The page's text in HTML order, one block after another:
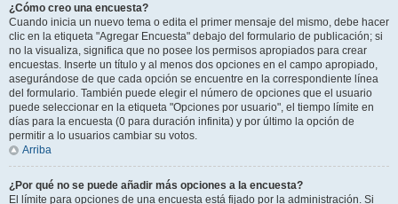
¿Cómo creo una encuesta?
Cuando inicia un nuevo tema o edita el primer mensaje del mismo, debe hacer
clic en la etiqueta "Agregar Encuesta" debajo del formulario de publicación; si
no la visualiza, significa que no posee los permisos apropiados para crear
encuestas. Inserte un título y al menos dos opciones en el campo apropiado,
asegurándose de que cada opción se encuentre en la correspondiente línea
del formulario. También puede elegir el número de opciones que el usuario
puede seleccionar en la etiqueta "Opciones por usuario", el tiempo límite en
días para la encuesta (0 para duración infinita) y por último la opción de
permitir a lo usuarios cambiar su votos.
Arriba
¿Por qué no se puede añadir más opciones a la encuesta?
El límite para opciones de una encuesta está fijado por la administración. Si